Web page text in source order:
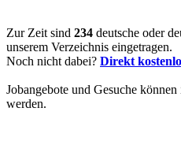
Zur Zeit sind 234 deutsche oder
unserem Verzeichnis eingetragen.
Noch nicht dabei? Direkt
Jobangebote und Gesuche
werden.